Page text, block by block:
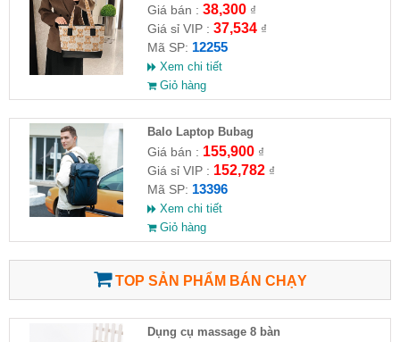
Giá bán : 38,300₫
Giá sỉ VIP : 37,534₫
Mã SP: 12255
Xem chi tiết
Giỏ hàng
Balo Laptop Bubag
Giá bán : 155,900₫
Giá sỉ VIP : 152,782₫
Mã SP: 13396
Xem chi tiết
Giỏ hàng
TOP SẢN PHẨM BÁN CHẠY
Dụng cụ massage 8 bàn